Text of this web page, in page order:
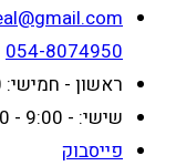
054-8074950
ראשון - חמישי: 9:30 - 20:00
שישי: - 9:00 - 15:00
פייסבוק